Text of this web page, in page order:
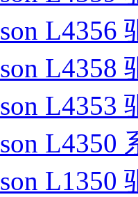
L4356
L4358
L4353
L4350
L1350